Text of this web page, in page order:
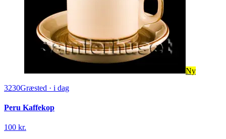
Ny
3230Græsted · i dag
Peru Kaffekop
100 kr.